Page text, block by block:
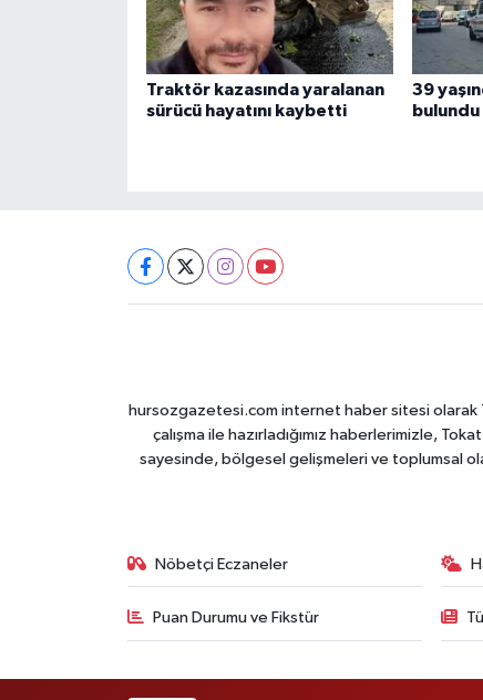
Traktör kazasında yaralanan
sürücü hayatını kaybetti
39
bulundu
hursozgazetesi.com internet haber sitesi olarak
çalışma ile hazırladığımız haberlerimizle,
sayesinde, bölgesel gelişmeleri ve toplumsal
Nöbetçi Eczaneler
Puan Durumu ve Fikstür